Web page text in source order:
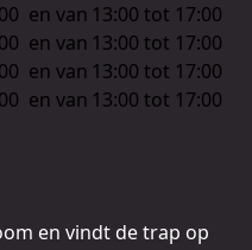
en van 13:00 tot 17:00
en van 13:00 tot 17:00
en van 13:00 tot 17:00
en van 13:00 tot 17:00
en vindt de trap op